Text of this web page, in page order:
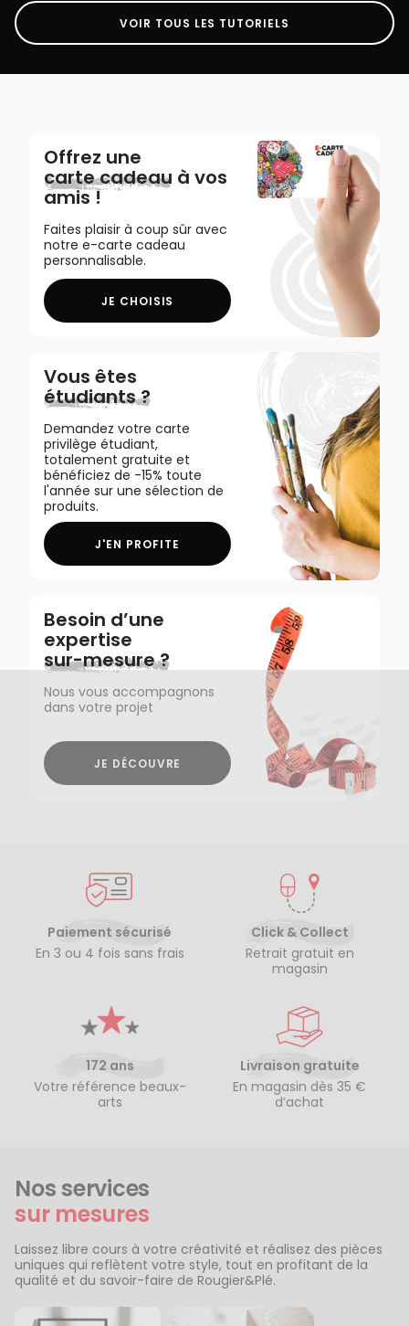
VOIR TOUS LES TUTORIELS
Offrez une
carte cadeau à vos
amis !
Faites plaisir à coup sûr avec
notre e-carte cadeau
personnalisable.
JE CHOISIS
Vous êtes
étudiants ?
Demandez votre carte
privilège étudiant,
totalement gratuite et
bénéficiez de -15% toute
l'année sur une sélection de
produits.
J'EN PROFITE
Besoin d’une
expertise
sur-mesure ?
Nous vous accompagnons
dans votre projet
JE DÉCOUVRE
Paiement sécurisé
En 3 ou 4 fois sans frais
Click & Collect
Retrait gratuit en
magasin
172 ans
Votre référence beaux-
arts
Livraison gratuite
En magasin dès 35 €
d’achat
Nos services
sur mesures
Laissez libre cours à votre créativité et réalisez des pièces
uniques qui reflètent votre style, tout en profitant de la
qualité et du savoir-faire de Rougier&Plé.